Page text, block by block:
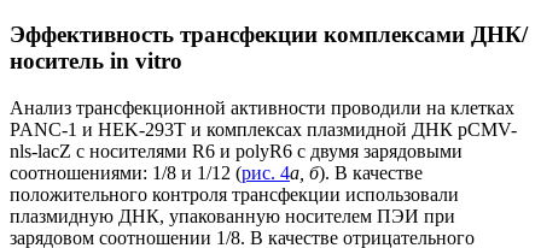
Эффективность трансфекции комплексами ДНК/
носитель in vitro
Анализ трансфекционной активности проводили на клетках
PANC-1 и HEK-293T и комплексах плазмидной ДНК pCMV-
nls-lacZ с носителями R6 и polyR6 с двумя зарядовыми
соотношениями: 1/8 и 1/12 (рис. 4а, б). В качестве
положительного контроля трансфекции использовали
плазмидную ДНК, упакованную носителем ПЭИ при
зарядовом соотношении 1/8. В качестве отрицательного